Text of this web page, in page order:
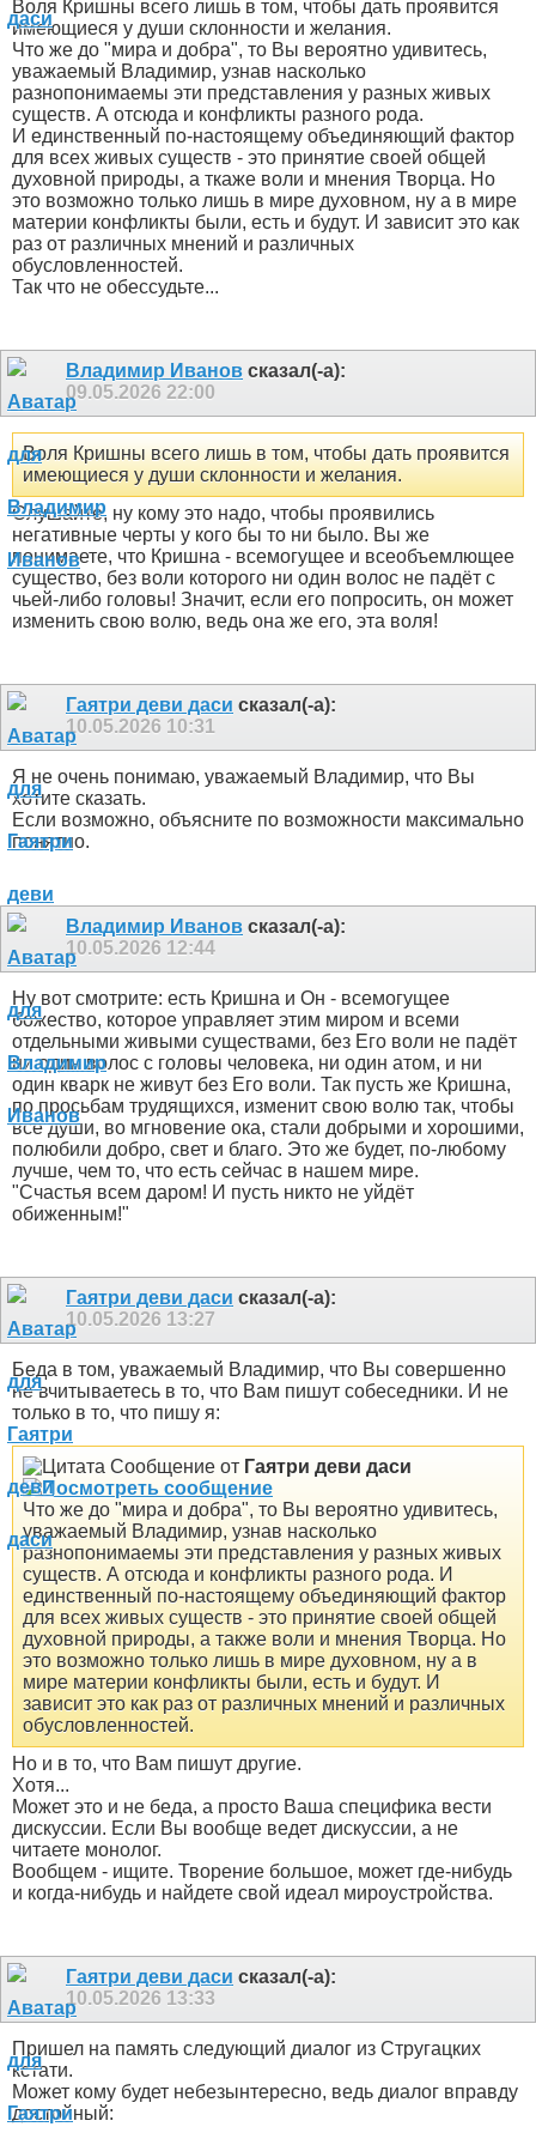
Воля Кришны всего лишь в том, чтобы дать проявится
имеющиеся у души склонности и желания.
Что же до "мира и добра", то Вы вероятно удивитесь,
уважаемый Владимир, узнав насколько
разнопонимаемы эти представления у разных живых
существ. А отсюда и конфликты разного рода.
И единственный по-настоящему объединяющий фактор
для всех живых существ - это принятие своей общей
духовной природы, а ткаже воли и мнения Творца. Но
это возможно только лишь в мире духовном, ну а в мире
материи конфликты были, есть и будут. И зависит это как
раз от различных мнений и различных
обусловленностей.
Так что не обессудьте...
Владимир Иванов сказал(-а):
09.05.2026 22:00
Воля Кришны всего лишь в том, чтобы дать проявится
имеющиеся у души склонности и желания.
Слушайте, ну кому это надо, чтобы проявились
негативные черты у кого бы то ни было. Вы же
понимаете, что Кришна - всемогущее и всеобъемлющее
существо, без воли которого ни один волос не падёт с
чьей-либо головы! Значит, если его попросить, он может
изменить свою волю, ведь она же его, эта воля!
Гаятри деви даси сказал(-а):
10.05.2026 10:31
Я не очень понимаю, уважаемый Владимир, что Вы
хотите сказать.
Если возможно, объясните по возможности максимально
понятно.
Владимир Иванов сказал(-а):
10.05.2026 12:44
Ну вот смотрите: есть Кришна и Он - всемогущее
божество, которое управляет этим миром и всеми
отдельными живыми существами, без Его воли не падёт
ни один волос с головы человека, ни один атом, и ни
один кварк не живут без Его воли. Так пусть же Кришна,
по просьбам трудящихся, изменит свою волю так, чтобы
все души, во мгновение ока, стали добрыми и хорошими,
полюбили добро, свет и благо. Это же будет, по-любому
лучше, чем то, что есть сейчас в нашем мире.
"Счастья всем даром! И пусть никто не уйдёт
обиженным!"
Гаятри деви даси сказал(-а):
10.05.2026 13:27
Беда в том, уважаемый Владимир, что Вы совершенно
не вчитываетесь в то, что Вам пишут собеседники. И не
только в то, что пишу я:
Сообщение от Гаятри деви даси
Что же до "мира и добра", то Вы вероятно удивитесь,
уважаемый Владимир, узнав насколько
разнопонимаемы эти представления у разных живых
существ. А отсюда и конфликты разного рода. И
единственный по-настоящему объединяющий фактор
для всех живых существ - это принятие своей общей
духовной природы, а также воли и мнения Творца. Но
это возможно только лишь в мире духовном, ну а в
мире материи конфликты были, есть и будут. И
зависит это как раз от различных мнений и различных
обусловленностей.
Но и в то, что Вам пишут другие.
Хотя...
Может это и не беда, а просто Ваша специфика вести
дискуссии. Если Вы вообще ведет дискуссии, а не
читаете монолог.
Вообщем - ищите. Творение большое, может где-нибудь
и когда-нибудь и найдете свой идеал мироустройства.
Гаятри деви даси сказал(-а):
10.05.2026 13:33
Пришел на память следующий диалог из Стругацких
кстати.
Может кому будет небезынтересно, ведь диалог вправду
достойный: